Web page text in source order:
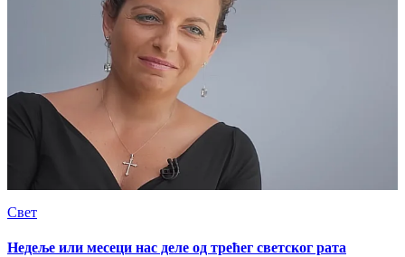
Свет
Недеље или месеци нас деле од трећег светског рата